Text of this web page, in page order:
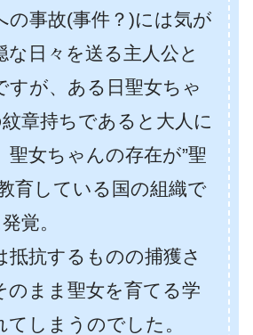
の事故(事件？)には気が
な日々を送る主人公と
すが、ある日聖女ちゃ
紋章持ちであると大人に
聖女ちゃんの存在が”聖
育している国の組織で
覚。
抵抗するものの捕獲さ
のまま聖女を育てる学
てしまうのでした。